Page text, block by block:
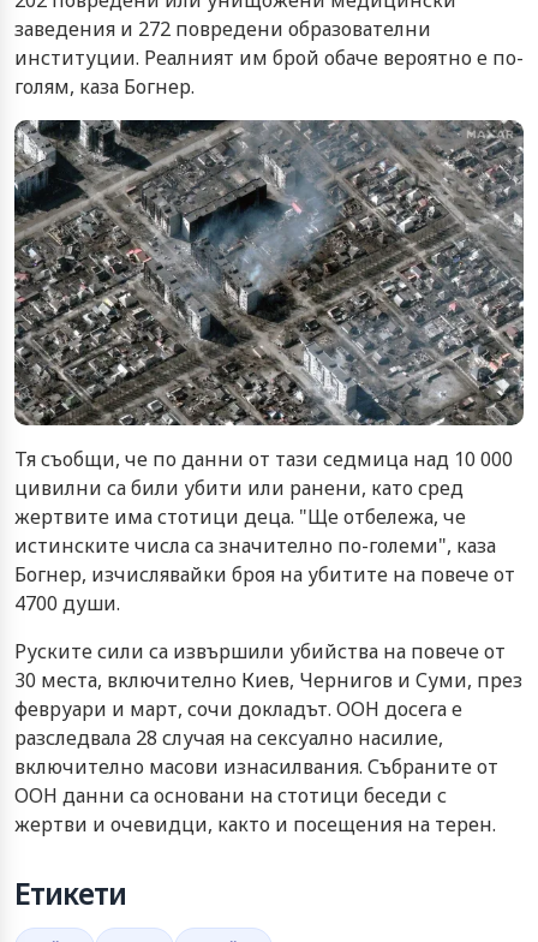
заведения и 272 повредени образователни
институции. Реалният им брой обаче вероятно е по-
голям, каза Богнер.
Тя съобщи, че по данни от тази седмица над 10 000
цивилни са били убити или ранени, като сред
жертвите има стотици деца. "Ще отбележа, че
истинските числа са значително по-големи", каза
Богнер, изчислявайки броя на убитите на повече от
4700 души.
Руските сили са извършили убийства на повече от
30 места, включително Киев, Чернигов и Суми, през
февруари и март, сочи докладът. ООН досега е
разследвала 28 случая на сексуално насилие,
включително масови изнасилвания. Събраните от
ООН данни са основани на стотици беседи с
жертви и очевидци, както и посещения на терен.
Етикети